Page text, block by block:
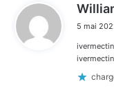
5 mai